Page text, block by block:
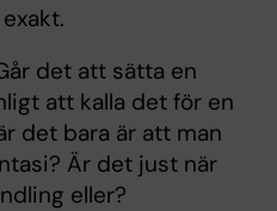
det att sätta en
att kalla det för en
det bara är att man
Är det just när
eller?